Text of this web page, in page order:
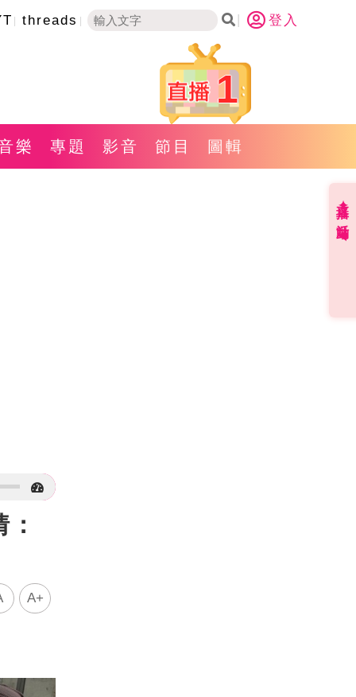
threads 登入
1
樂 專題 影音 節目 圖輯
A+
直播✦活動